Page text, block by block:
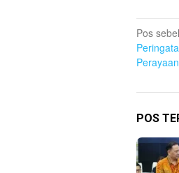
pos
Pos
POS